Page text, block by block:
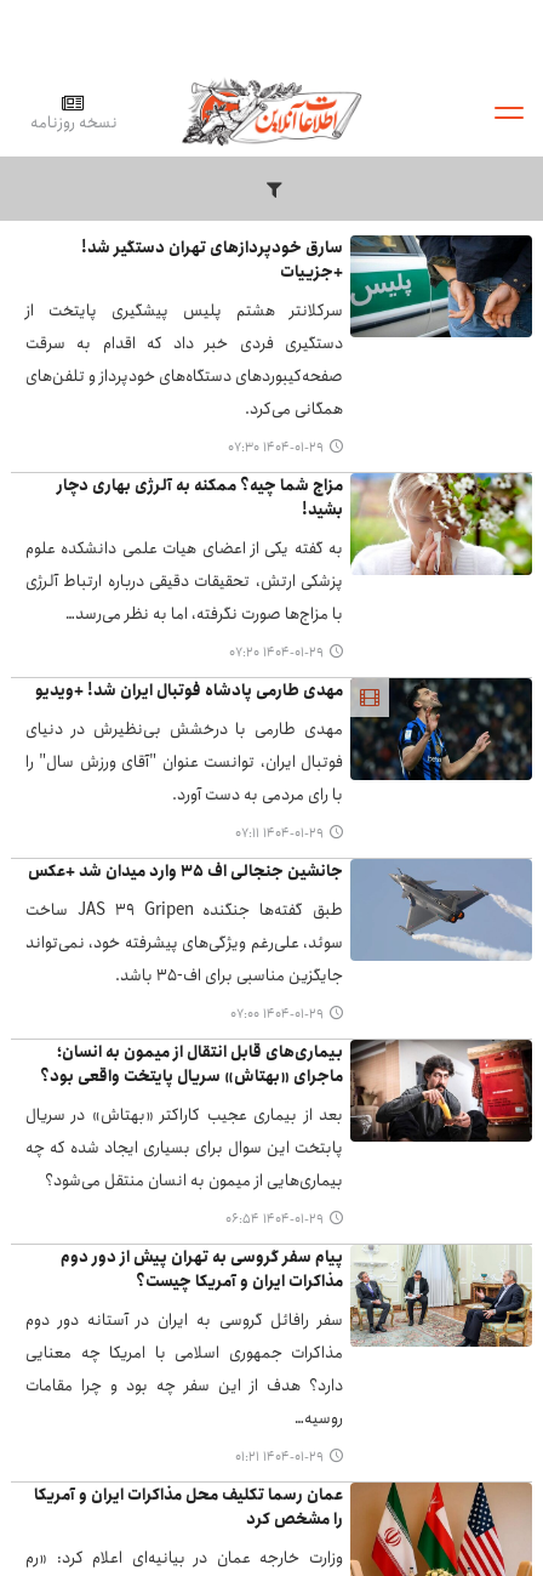
نسخه روزنامه
سارق خودپردازهای تهران دستگیر شد!
+جزییات
سرکلانتر هشتم پلیس پیشگیری پایتخت از
دستگیری فردی خبر داد که اقدام به سرقت
صفحه‌کیبوردهای دستگاه‌های خودپرداز و تلفن‌های
همگانی می‌کرد.
۱۴۰۴-۰۱-۲۹ ۰۷:۳۰
مزاج شما چیه؟ ممکنه به آلرژی بهاری دچار
بشید!
به گفته یکی از اعضای هیات علمی دانشکده علوم
پزشکی ارتش، تحقیقات دقیقی درباره ارتباط آلرژی
با مزاج‌ها صورت نگرفته، اما به نظر می‌رسد…
۱۴۰۴-۰۱-۲۹ ۰۷:۲۰
مهدی طارمی پادشاه فوتبال ایران شد! +ویدیو
مهدی طارمی با درخشش بی‌نظیرش در دنیای
فوتبال ایران، توانست عنوان "آقای ورزش سال" را
با رای مردمی به دست آورد.
۱۴۰۴-۰۱-۲۹ ۰۷:۱۱
جانشین جنجالی اف ۳۵ وارد میدان شد +عکس
طبق گفته‌ها جنگنده JAS 39 Gripen ساخت
سوئد، علی‌رغم ویژگی‌های پیشرفته خود، نمی‌تواند
جایگزین مناسبی برای اف-۳۵ باشد.
۱۴۰۴-۰۱-۲۹ ۰۷:۰۰
بیماری‌های قابل انتقال از میمون به انسان؛
ماجرای «بهتاش» سریال پایتخت واقعی بود؟
بعد از بیماری عجیب کاراکتر «بهتاش» در سریال
پابتخت این سوال برای بسیاری ایجاد شده که چه
بیماری‌هایی از میمون به انسان منتقل می‌شود؟
۱۴۰۴-۰۱-۲۹ ۰۶:۵۴
پیام سفر گروسی به تهران پیش از دور دوم
مذاکرات ایران و آمریکا چیست؟
سفر رافائل گروسی به ایران در آستانه دور دوم
مذاکرات جمهوری اسلامی با امریکا چه معنایی
دارد؟ هدف از این سفر چه بود و چرا مقامات
روسیه…
۱۴۰۴-۰۱-۲۹ ۰۱:۲۱
عمان رسما تکلیف محل مذاکرات ایران و آمریکا
را مشخص کرد
وزارت خارجه عمان در بیانیه‌ای اعلام کرد: «رم